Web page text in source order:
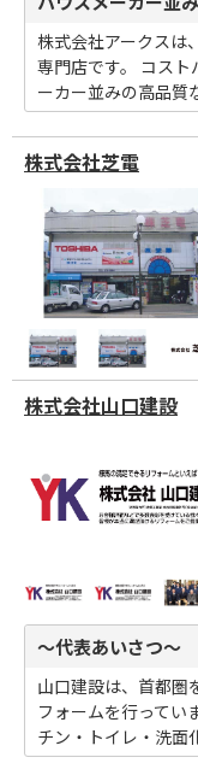
株式会社アークスは
専門店です。 コス
ーカー並みの高品質
株式会社芝電
株式会社山口建設
～代表あいさつ～
山口建設は、首都圏
フォームを行ってい
チン・トイレ・洗面